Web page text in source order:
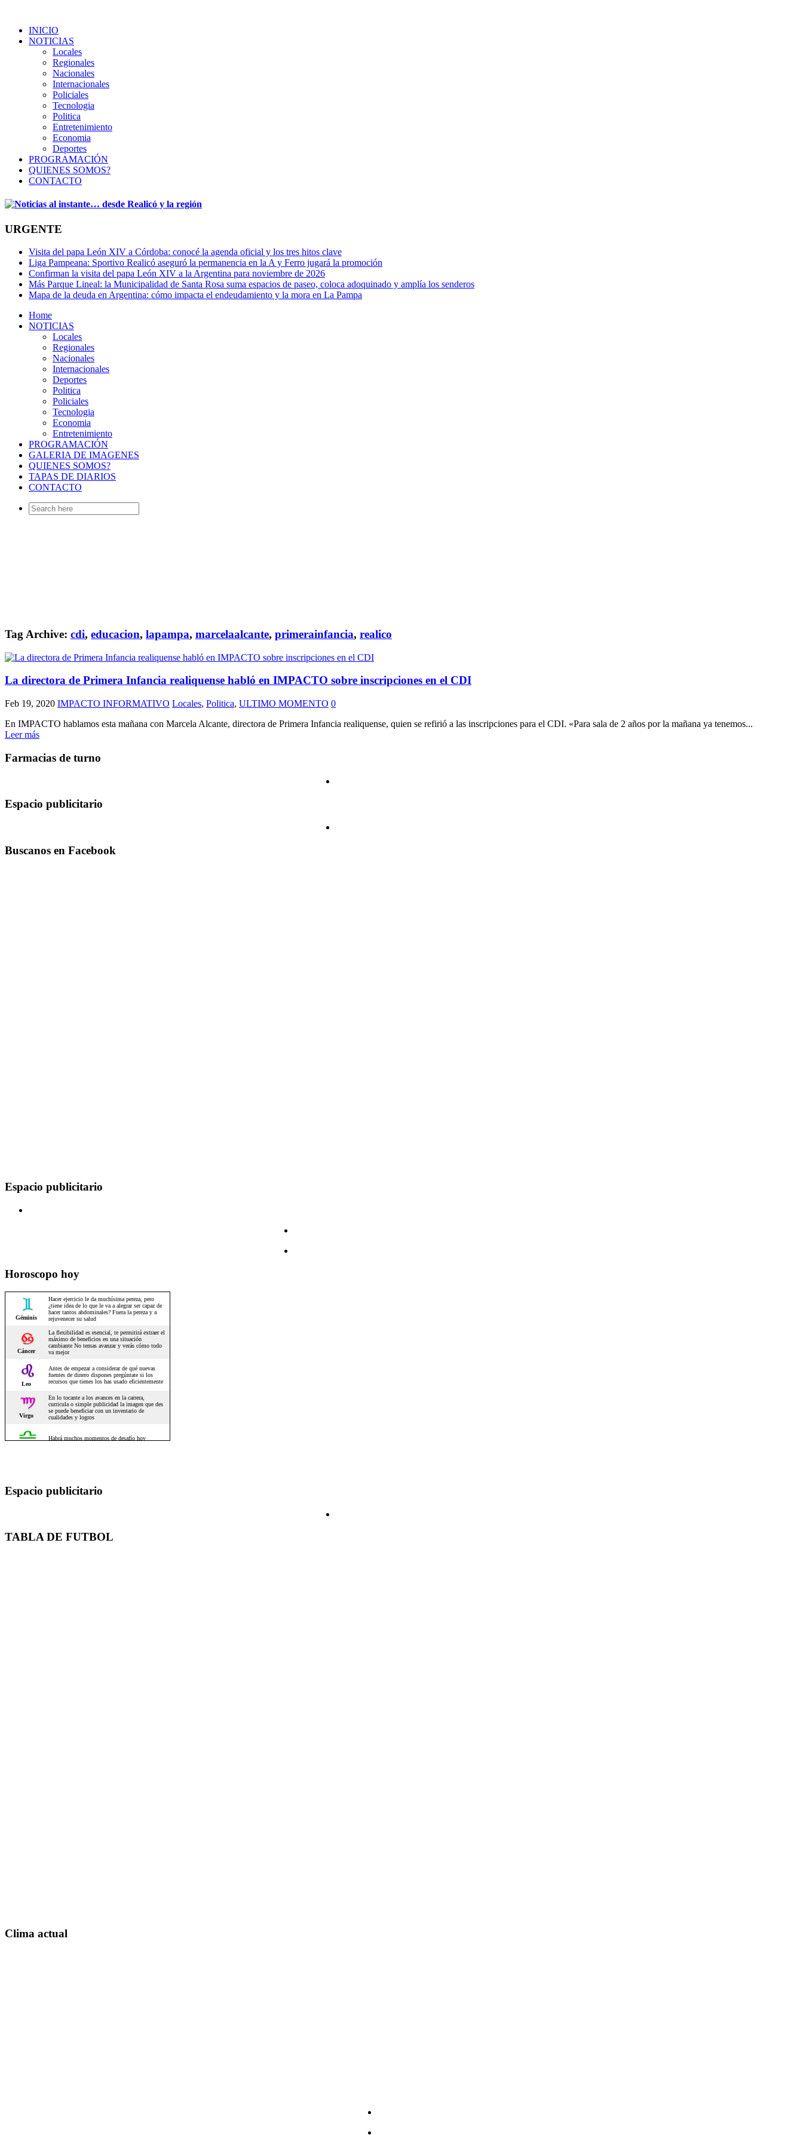
INICIO
NOTICIAS
Locales
Regionales
Nacionales
Internacionales
Policiales
Tecnologia
Politica
Entretenimiento
Economia
Deportes
PROGRAMACIÓN
QUIENES SOMOS?
CONTACTO
URGENTE
Visita del papa León XIV a Córdoba: conocé la agenda oficial y los tres hitos clave
Liga Pampeana: Sportivo Realicó aseguró la permanencia en la A y Ferro jugará la promoción
Confirman la visita del papa León XIV a la Argentina para noviembre de 2026
Más Parque Lineal: la Municipalidad de Santa Rosa suma espacios de paseo, coloca adoquinado y amplía los senderos
Mapa de la deuda en Argentina: cómo impacta el endeudamiento y la mora en La Pampa
Home
NOTICIAS
Locales
Regionales
Nacionales
Internacionales
Deportes
Politica
Policiales
Tecnologia
Economia
Entretenimiento
PROGRAMACIÓN
GALERIA DE IMAGENES
QUIENES SOMOS?
TAPAS DE DIARIOS
CONTACTO
Search
for:
Tag Archive: cdi, educacion, lapampa, marcelaalcante, primerainfancia, realico
La directora de Primera Infancia realiquense habló en IMPACTO sobre inscripciones en el CDI
Feb 19, 2020 IMPACTO INFORMATIVO Locales, Politica, ULTIMO MOMENTO 0
En IMPACTO hablamos esta mañana con Marcela Alcante, directora de Primera Infancia realiquense, quien se refirió a las inscripciones para el CDI. «Para sala de 2 años por la mañana ya tenemos...
Leer más
Farmacias de turno
Espacio publicitario
Buscanos en Facebook
Espacio publicitario
Horoscopo hoy
Espacio publicitario
TABLA DE FUTBOL
Clima actual